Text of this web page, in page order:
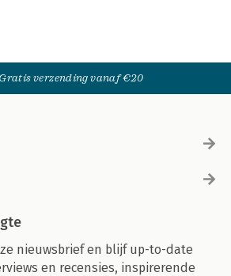
Gratis verzending vanaf €20
nieuwsbrief en blijf up-to-date
en recensies, inspirerende